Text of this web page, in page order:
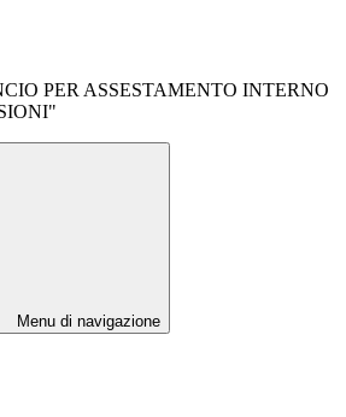
PER ASSESTAMENTO INTERNO
Menu di navigazione